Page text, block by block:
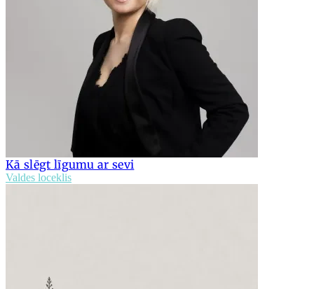
Kā slēgt līgumu ar sevi
Valdes loceklis